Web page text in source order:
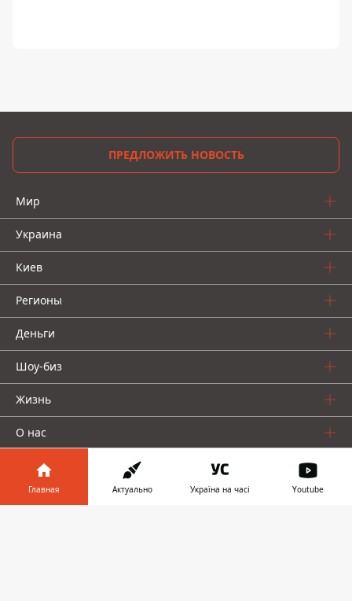
ПРЕДЛОЖИТЬ НОВОСТЬ
Мир
Украина
Киев
Регионы
Деньги
Шоу-биз
Жизнь
О нас
Главная Актуально Україна на часі Youtube